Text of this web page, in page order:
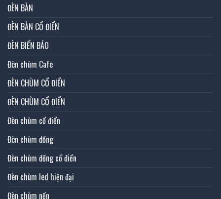
ĐÈN BÀN
ĐÈN BÀN CỔ ĐIỂN
ĐÈN BIỂN BÁO
Đèn chùm Cafe
ĐÈN CHÙM CỔ ĐIỂN
ĐÈN CHÙM CỔ ĐIỂN
Đèn chùm cổ điển
Đèn chùm đồng
Đèn chùm đồng cổ điển
Đèn chùm led hiện đại
Đèn chùm nến